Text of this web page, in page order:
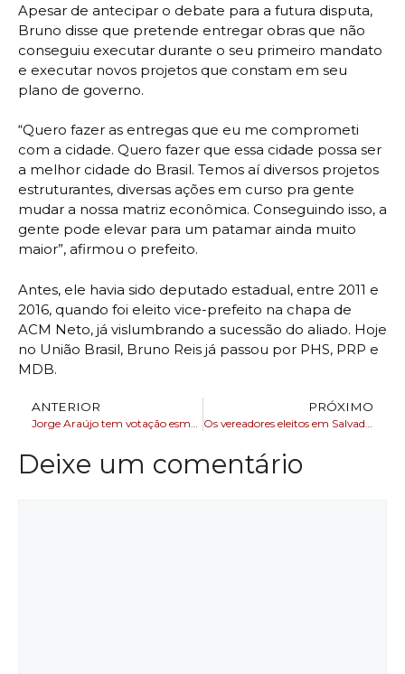
Apesar de antecipar o debate para a futura disputa,
Bruno disse que pretende entregar obras que não
conseguiu executar durante o seu primeiro mandato
e executar novos projetos que constam em seu
plano de governo.
“Quero fazer as entregas que eu me comprometi
com a cidade. Quero fazer que essa cidade possa ser
a melhor cidade do Brasil. Temos aí diversos projetos
estruturantes, diversas ações em curso pra gente
mudar a nossa matriz econômica. Conseguindo isso, a
gente pode elevar para um patamar ainda muito
maior”, afirmou o prefeito.
Antes, ele havia sido deputado estadual, entre 2011 e
2016, quando foi eleito vice-prefeito na chapa de
ACM Neto, já vislumbrando a sucessão do aliado. Hoje
no União Brasil, Bruno Reis já passou por PHS, PRP e
MDB.
ANTERIOR PRÓXIMO
Deixe um comentário